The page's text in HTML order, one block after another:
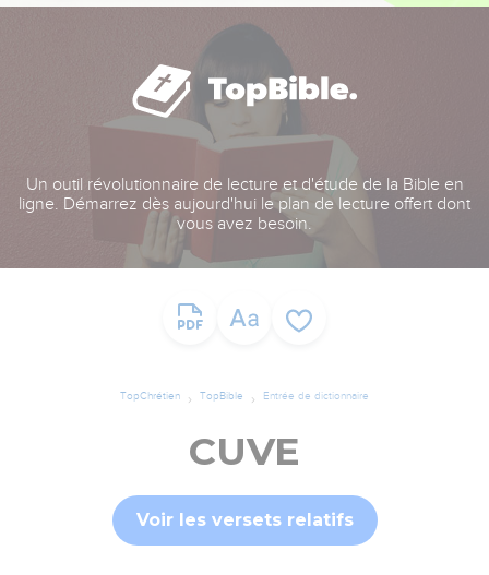
Un outil révolutionnaire de lecture et d'étude de la Bible en
ligne. Démarrez dès aujourd'hui le plan de lecture offert dont
vous avez besoin.
TopChrétien TopBible Entrée de dictionnaire
CUVE
Voir les versets relatifs